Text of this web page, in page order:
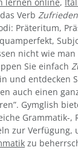
lernen online,
Verb
Präteritum,
nicht wie man
Sie einfach
und entdecken
auch einen
Gymglish
Grammatik-,
zur Verfügung,
zu